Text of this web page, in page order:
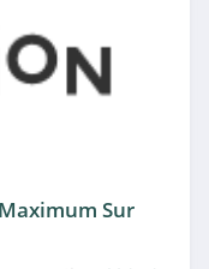
Maximum Sur